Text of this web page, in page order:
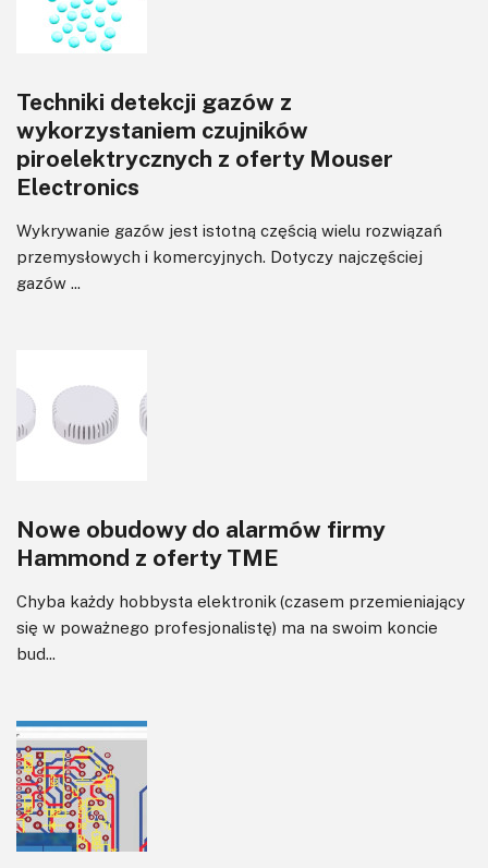
Techniki detekcji gazów z
wykorzystaniem czujników
piroelektrycznych z oferty Mouser
Electronics
Wykrywanie gazów jest istotną częścią wielu rozwiązań
przemysłowych i komercyjnych. Dotyczy najczęściej
gazów ...
Nowe obudowy do alarmów firmy
Hammond z oferty TME
Chyba każdy hobbysta elektronik (czasem przemieniający
się w poważnego profesjonalistę) ma na swoim koncie
bud...